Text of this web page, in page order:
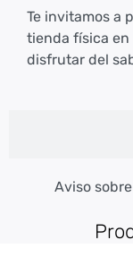
Te invitamos a
tienda física en
disfrutar del
Aviso